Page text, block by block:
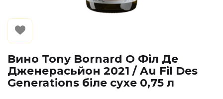
Вино Tony Bornard О Філ Де
Дженерасьйон 2021 / Au Fil Des
Generations біле сухе 0,75 л